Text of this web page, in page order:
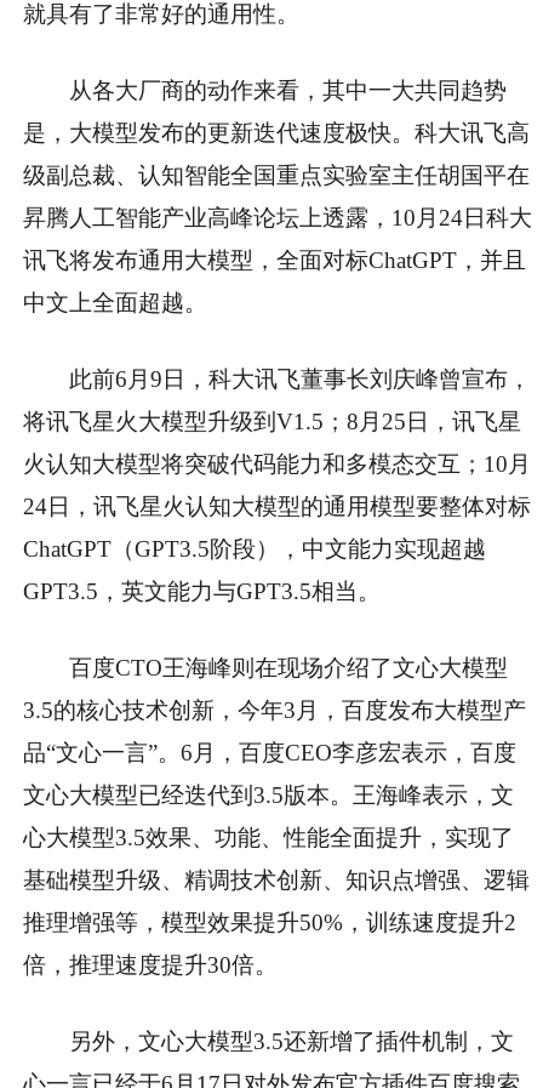
就具有了非常好的通用性。
从各大厂商的动作来看，其中一大共同趋势
是，大模型发布的更新迭代速度极快。科大讯飞高
级副总裁、认知智能全国重点实验室主任胡国平在
昇腾人工智能产业高峰论坛上透露，10月24日科大
讯飞将发布通用大模型，全面对标ChatGPT，并且
中文上全面超越。
此前6月9日，科大讯飞董事长刘庆峰曾宣布，
将讯飞星火大模型升级到V1.5；8月25日，讯飞星
火认知大模型将突破代码能力和多模态交互；10月
24日，讯飞星火认知大模型的通用模型要整体对标
ChatGPT（GPT3.5阶段），中文能力实现超越
GPT3.5，英文能力与GPT3.5相当。
百度CTO王海峰则在现场介绍了文心大模型
3.5的核心技术创新，今年3月，百度发布大模型产
品“文心一言”。6月，百度CEO李彦宏表示，百度
文心大模型已经迭代到3.5版本。王海峰表示，文
心大模型3.5效果、功能、性能全面提升，实现了
基础模型升级、精调技术创新、知识点增强、逻辑
推理增强等，模型效果提升50%，训练速度提升2
倍，推理速度提升30倍。
另外，文心大模型3.5还新增了插件机制，文